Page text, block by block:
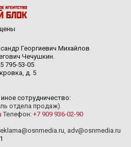
Георгиевич Михайлов
Чечушкин.
795-53-05
д. 5
сотрудничество:
отдела продаж)
Телефон: +7 909 936-02-90
, adv@osnmedia.ru